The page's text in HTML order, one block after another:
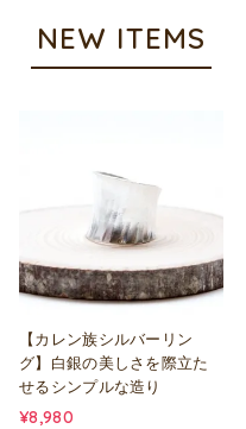
NEW ITEMS
【カレン族シルバーリン
グ】白銀の美しさを際立た
せるシンプルな造り
¥8,980